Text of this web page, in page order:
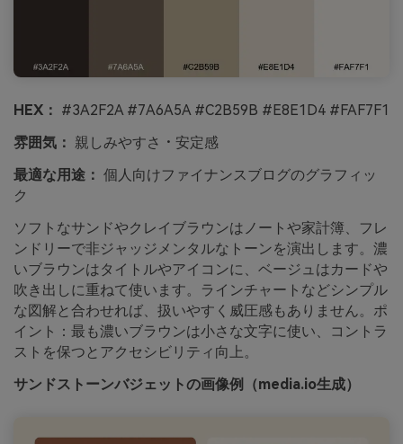
HEX： #3A2F2A #7A6A5A #C2B59B #E8E1D4 #FAF7F1
雰囲気： 親しみやすさ・安定感
最適な用途： 個人向けファイナンスブログのグラフィッ
ク
ソフトなサンドやクレイブラウンはノートや家計簿、フレ
ンドリーで非ジャッジメンタルなトーンを演出します。濃
いブラウンはタイトルやアイコンに、ベージュはカードや
吹き出しに重ねて使います。ラインチャートなどシンプル
な図解と合わせれば、扱いやすく威圧感もありません。ポ
イント：最も濃いブラウンは小さな文字に使い、コントラ
ストを保つとアクセシビリティ向上。
サンドストーンバジェットの画像例（media.io生成）